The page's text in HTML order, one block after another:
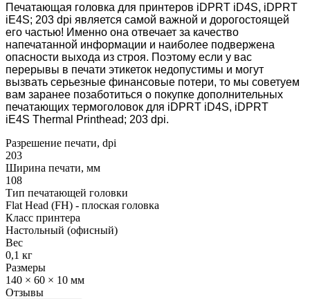
Печатающая головка для принтеров iDPRT iD4S, iDPRT
iE4S; 203 dpi является самой важной и дорогостоящей
его частью! Именно она отвечает за качество
напечатанной информации и наиболее подвержена
опасности выхода из строя. Поэтому если у вас
перерывы в печати этикеток недопустимы и могут
вызвать серьезные финансовые потери, то мы советуем
вам заранее позаботиться о покупке дополнительных
печатающих термоголовок для iDPRT iD4S, iDPRT
iE4S Thermal Printhead; 203 dpi.
Разрешение печати, dpi
203
Ширина печати, мм
108
Тип печатающей головки
Flat Head (FH) - плоская головка
Класс принтера
Настольный (офисный)
Вес
0,1 кг
Размеры
140 × 60 × 10 мм
Отзывы